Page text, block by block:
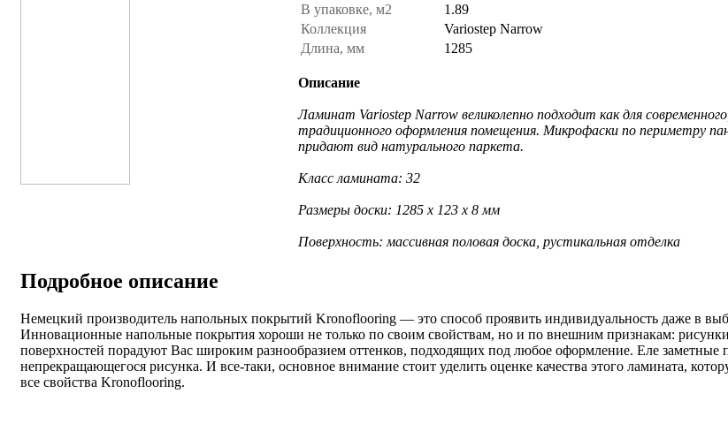
В упаковке, м2
1.89
Коллекция
Variostep Narrow
Длина, мм
1285
Описание
Ламинат Variostep Narrow великолепно подходит как для
традиционного оформления помещения. Микрофаски по периметру
придают вид натурального паркета.
Класс ламината: 32
Размеры доски: 1285 x 123 x 8 мм
Поверхность: массивная половая доска, рустикальная отделка
Подробное описание
Немецкий производитель напольных покрытий Kronoflooring — это способ проявить индивидуальность даже в
Инновационные напольные покрытия хороши не только по своим свойствам, но и по внешним признакам:
поверхностей порадуют Вас широким разнообразием оттенков, подходящих под любое оформление. Еле заметные
непрекращающегося рисунка. И все-таки, основное внимание стоит уделить оценке качества этого ламината,
все свойства Kronoflooring.